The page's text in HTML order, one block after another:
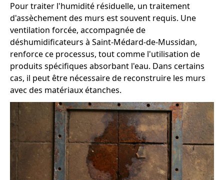
Pour traiter l'humidité résiduelle, un traitement
d'assèchement des murs est souvent requis. Une
ventilation forcée, accompagnée de
déshumidificateurs à Saint-Médard-de-Mussidan,
renforce ce processus, tout comme l'utilisation de
produits spécifiques absorbant l'eau. Dans certains
cas, il peut être nécessaire de reconstruire les murs
avec des matériaux étanches.